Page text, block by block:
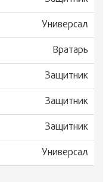
Универсал
Вратарь
Защитник
Защитник
Защитник
Универсал